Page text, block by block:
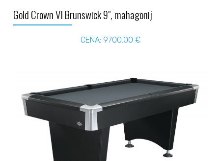
Gold Crown VI Brunswick 9", mahagonij
CENA: 9700.00 €